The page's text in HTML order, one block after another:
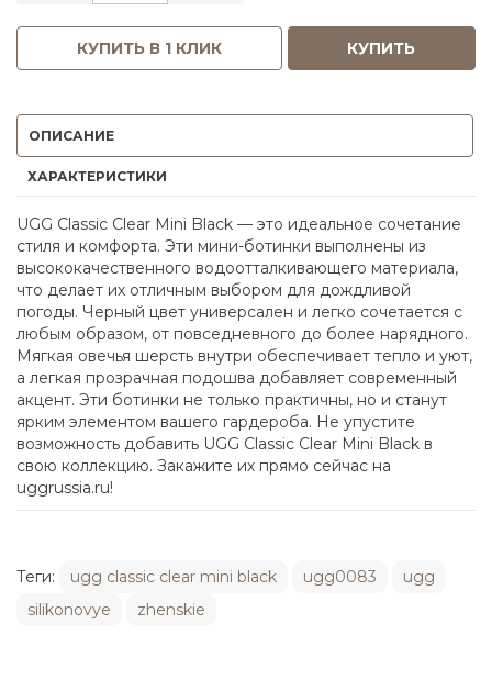
КУПИТЬ В 1 КЛИК КУПИТЬ
ОПИСАНИЕ
ХАРАКТЕРИСТИКИ
UGG Classic Clear Mini Black — это идеальное сочетание
стиля и комфорта. Эти мини-ботинки выполнены из
высококачественного водоотталкивающего материала,
что делает их отличным выбором для дождливой
погоды. Черный цвет универсален и легко сочетается с
любым образом, от повседневного до более нарядного.
Мягкая овечья шерсть внутри обеспечивает тепло и уют,
а легкая прозрачная подошва добавляет современный
акцент. Эти ботинки не только практичны, но и станут
ярким элементом вашего гардероба. Не упустите
возможность добавить UGG Classic Clear Mini Black в
свою коллекцию. Закажите их прямо сейчас на
uggrussia.ru!
Теги: ugg classic clear mini black ugg0083
ugg
silikonovye
zhenskie